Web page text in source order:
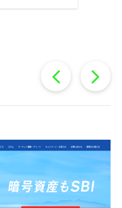
過
去
の
投